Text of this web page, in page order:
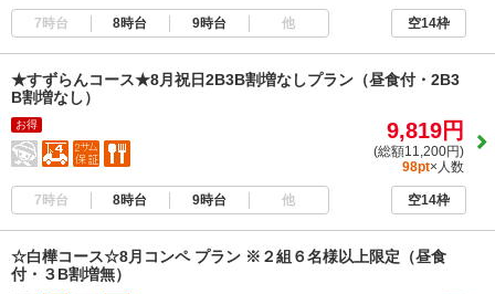
7時台 8時台 9時台 他 空14枠
★すずらんコース★8月祝日2B3B割増なしプラン（昼食付・2B3
B割増なし）
お得 9,819円
(総額11,200円)
98pt×人数
7時台 8時台 9時台 他 空14枠
☆白樺コース☆8月コンペ プラン ※２組６名様以上限定（昼食
付・３B割増無）